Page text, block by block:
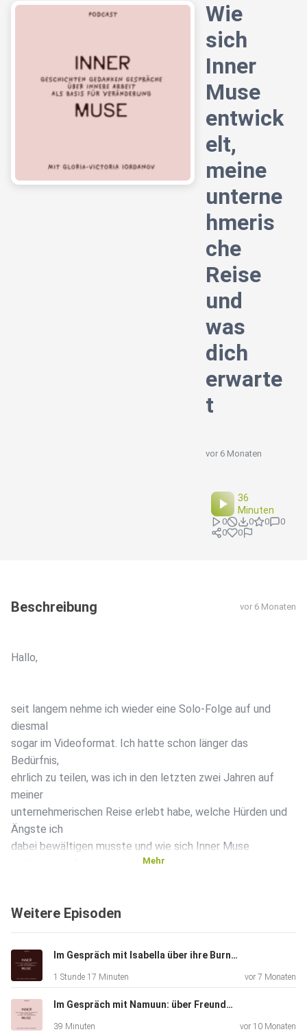
Wie
sich
Inner
Muse
entwick
elt,
meine
unterne
hmeris
che
Reise
und
was
dich
erwarte
t
vor 6 Monaten
36
Minuten
0 0 0
0
0
0
Beschreibung vor 6 Monaten
Hallo,
seit langem nehme ich wieder eine Solo-Folge auf und
diesmal
sogar im Videoformat. Ich hatte schon länger das
Bedürfnis,
ehrlich zu teilen, was ich in den letzten zwei Jahren auf
meiner
unternehmerischen Reise erlebt habe, welche Hürden und
Ängste ich
dabei bewältigen musste und wie sich Inner Muse
wenn
du gerade dabei bist, dir eine neue berufliche Perspektive
aufzubauen oder immer wieder davon träumst und dich
meine
Geschichte vielleicht inspiriert. Oder wenn du dir selbst die
Mehr
Weitere Episoden
Im Gespräch mit Isabella über ihre Burnout Erfahrung, Mut und den Weg zurück zu sich
1 Stunde 17 Minuten vor 7 Monaten
Im Gespräch mit Namuun: über Freundschaft, Mutterschaft & die Entstehung von Supper Mammas
39 Minuten vor 10 Monaten